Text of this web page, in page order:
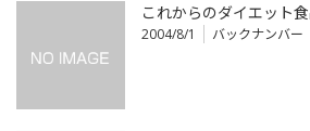
これからのダイエット
2004/8/1 バックナンバー